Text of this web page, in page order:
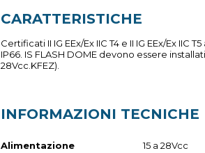
CARATTERISTICHE
Certificati II IG EEx/Ex IIC T4 e II IG EEx/Ex
IP66. IS FLASH DOME devono essere
28Vcc.KFEZ).
INFORMAZIONI TECNICHE
Alimentazione
15 a 28Vcc